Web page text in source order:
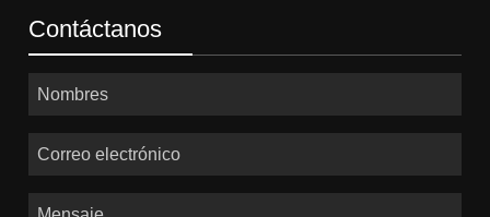
Contáctanos
Nombres
Correo electrónico
Mensaje